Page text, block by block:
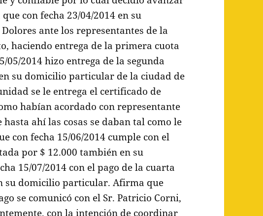
con fecha 23/04/2014 en su
ante los representantes de la
haciendo entrega de la primera cuota
05/2014 hizo entrega de la segunda
su domicilio particular de la ciudad de
se le entrega el certificado de
habían acordado con representante
ahí las cosas se daban tal como le
con fecha 15/06/2014 cumple con el
por $ 12.000 también en su
15/07/2014 con el pago de la cuarta
su domicilio particular. Afirma que
se comunicó con el Sr. Patricio Corni,
con la intención de coordinar